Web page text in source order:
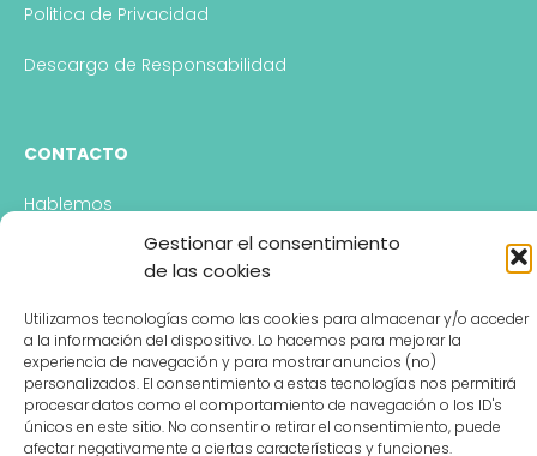
Gestionar el consentimiento
de las cookies
Utilizamos tecnologías como las cookies para almacenar y/o acceder
a la información del dispositivo. Lo hacemos para mejorar la
experiencia de navegación y para mostrar anuncios (no)
personalizados. El consentimiento a estas tecnologías nos permitirá
procesar datos como el comportamiento de navegación o los ID's
únicos en este sitio. No consentir o retirar el consentimiento, puede
afectar negativamente a ciertas características y funciones.
Politica de Privacidad
Descargo de Responsabilidad
CONTACTO
Hablemos